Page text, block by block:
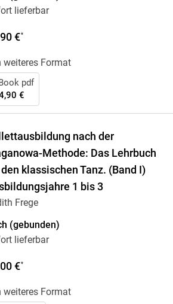
lieferbar
€*
weiteres Format
pdf
€
nach der
Methode: Das Lehrbuch
klassischen Tanz. (Band I)
1 bis 3
Frege
(gebunden)
lieferbar
€*
weiteres Format